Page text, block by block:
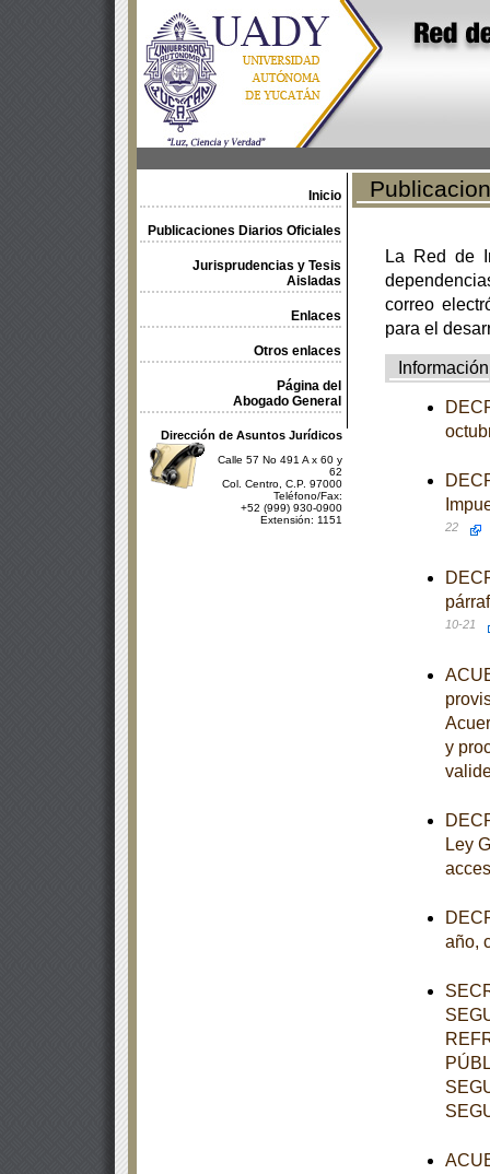
Inicio
Publicaciones Diarios Oficiales
Jurisprudencias y Tesis
Aisladas
Enlaces
Otros enlaces
Página del
Abogado General
Dirección de Asuntos Jurídicos
Calle 57 No 491 A x 60 y
62
Col. Centro, C.P. 97000
Teléfono/Fax:
+52 (999) 930-0900
Extensión: 1151
La Red de
correo
para el
Información
22
10-21
y
Ley
año,